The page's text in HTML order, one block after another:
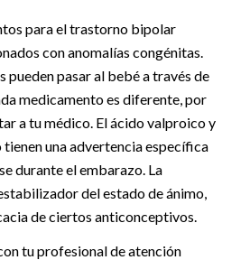
para el trastorno bipolar
con anomalías congénitas.
pueden pasar al bebé a través de
medicamento es diferente, por
a tu médico. El ácido valproico y
una advertencia específica
durante el embarazo. La
del estado de ánimo,
de ciertos anticonceptivos.
tu profesional de atención